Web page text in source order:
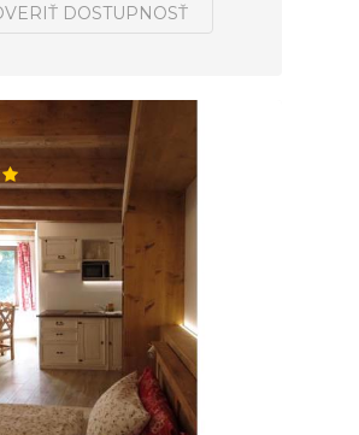
DOSTUPNOSŤ